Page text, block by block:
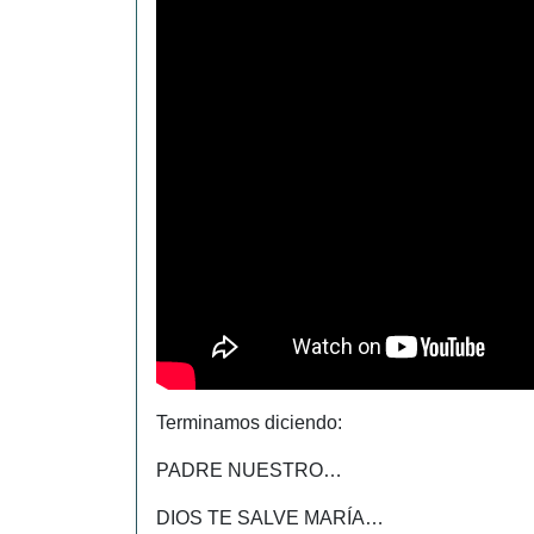
Terminamos diciendo:
PADRE NUESTRO…
DIOS TE SALVE MARÍA…